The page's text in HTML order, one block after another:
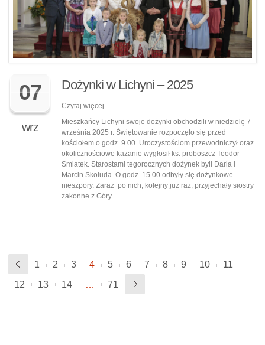
07
wrz
Dożynki w Lichyni – 2025
Czytaj więcej
Mieszkańcy Lichyni swoje dożynki obchodzili w niedzielę 7
września 2025 r. Świętowanie rozpoczęło się przed
kościołem o godz. 9.00. Uroczystościom przewodniczył oraz
okolicznościowe kazanie wygłosił ks. proboszcz Teodor
Smiatek. Starostami tegorocznych dożynek byli Daria i
Marcin Skoluda. O godz. 15.00 odbyły się dożynkowe
nieszpory. Zaraz po nich, kolejny już raz, przyjechały siostry
zakonne z Góry…
1 2 3 4 5 6 7 8 9 10
11
12
13 14 … 71